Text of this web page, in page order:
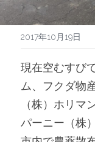
2017年10月19日
現在空むすび
ム、フクダ物
（株）ホリマ
パーニー（株